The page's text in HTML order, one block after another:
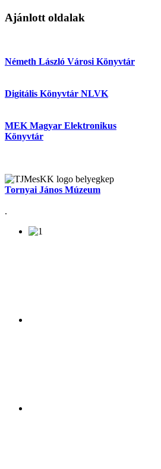
Ajánlott oldalak
Németh László Városi Könyvtár
Digitális Könyvtár NLVK
MEK Magyar Elektronikus
Könyvtár
Tornyai János Múzeum
.